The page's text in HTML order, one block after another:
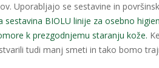
Uporabljajo se sestavine in
sestavina BIOLU linije za osebno
k prezgodnjemu staranju kože.
tudi manj smeti in tako bomo